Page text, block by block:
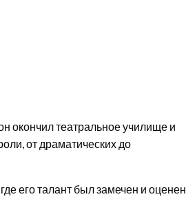
окончил театральное училище и
от драматических до
его талант был замечен и оценен